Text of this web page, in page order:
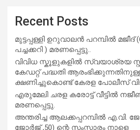
Recent Posts
മുട്ടപ്പള്ളി ഉറുവാലൻ പറമ്പിൽ മജീദ്
പച്ചക്കറി ) മരണപ്പെട്ടു..
വിവിധ സ്കൂളുകളില്‍ സ്വയാശ്രയ
കേഡറ്റ് പദ്ധതി
ക്ഷണിച്ചുകൊണ്ട് കേരള പോലീസ്
എരുമേലി ചരള കരോട്ട് വീട്ടിൽ
മരണപ്പെട്ടു.
അന്തരിച്ച ആ​ല​ക്ക​പ്പ​റമ്പിൽ​ എ.​വി.
ജോർജ് ,50) ന്റെ സംസ്കാരം നാളെ